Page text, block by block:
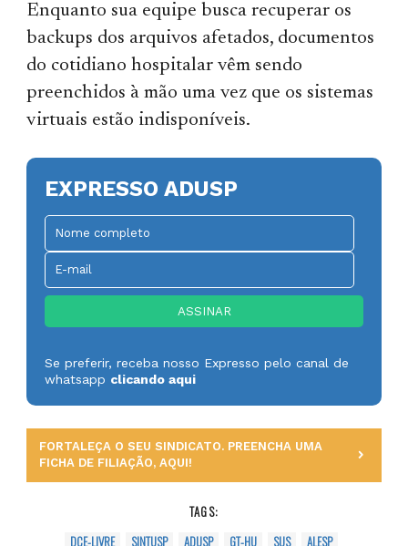
Enquanto sua equipe busca recuperar os
backups dos arquivos afetados, documentos
do cotidiano hospitalar vêm sendo
preenchidos à mão uma vez que os sistemas
virtuais estão indisponíveis.
EXPRESSO ADUSP
Se preferir, receba nosso Expresso pelo canal de
whatsapp clicando aqui
FORTALEÇA O SEU SINDICATO. PREENCHA UMA
FICHA DE FILIAÇÃO, AQUI!
TAGS:
DCE-LIVRE
SINTUSP ADUSP GT-HU SUS
ALESP